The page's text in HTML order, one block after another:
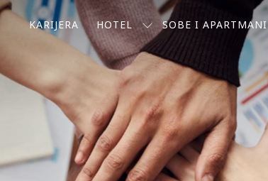
KARIJERA HOTEL SOBE I APARTMANI